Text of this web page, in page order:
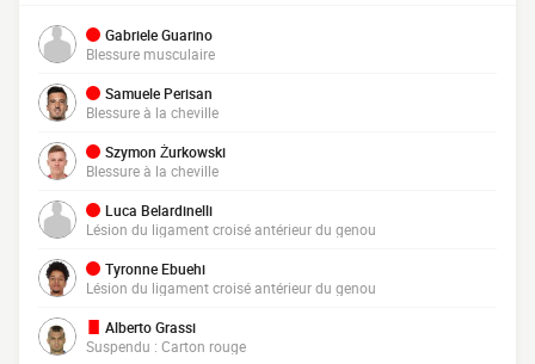
Gabriele Guarino
Blessure musculaire
Samuele Perisan
Blessure à la cheville
Szymon Żurkowski
Blessure à la cheville
Luca Belardinelli
Lésion du ligament croisé antérieur du genou
Tyronne Ebuehi
Lésion du ligament croisé antérieur du genou
Alberto Grassi
Suspendu : Carton rouge